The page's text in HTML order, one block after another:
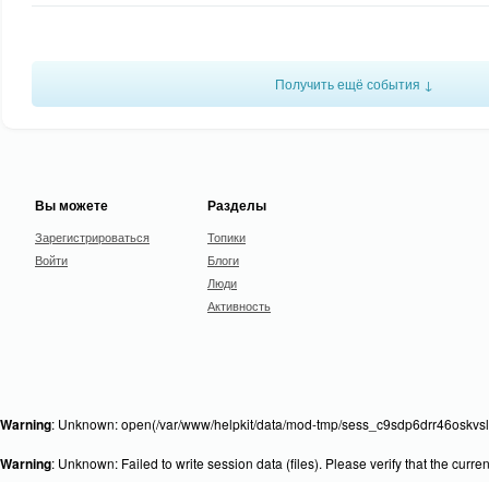
Получить ещё события ↓
Вы можете
Зарегистрироваться
Войти
Разделы
Топики
Блоги
Люди
Активность
Warning: Unknown: open(/var/www/helpkit/data/mod-tmp/
Warning: Unknown: Failed to write session data (files). Please verify that the